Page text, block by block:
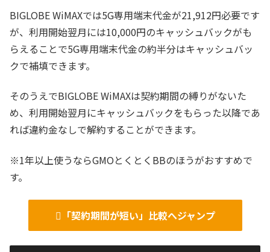
BIGLOBE WiMAXでは5G専用端末代金が21,912円必要です
が、利用開始翌月には10,000円のキャッシュバックがも
らえることで5G専用端末代金の約半分はキャッシュバッ
クで補填できます。
そのうえでBIGLOBE WiMAXは契約期間の縛りがないた
め、利用開始翌月にキャッシュバックをもらった以降であ
れば違約金なしで解約することができます。
※1年以上使うならGMOとくとくBBのほうがおすすめで
す。
「契約期間が短い」比較へジャンプ